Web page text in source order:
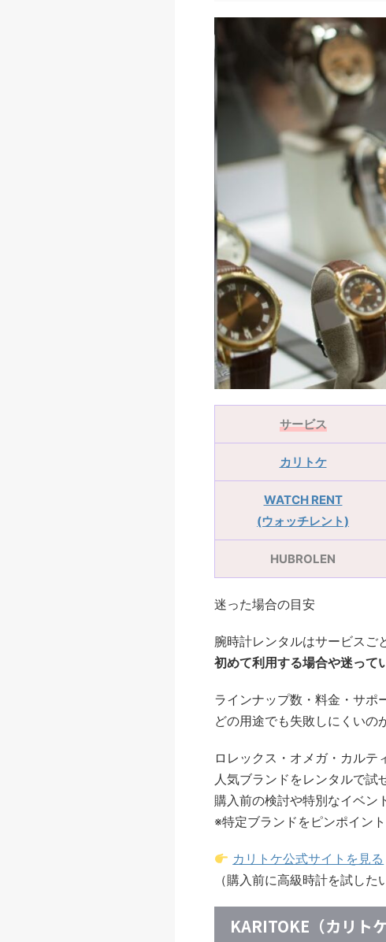
サービス
カリトケ
WATCH RENT
(ウォッチレント)
HUBROLEN
迷った場合の目安
腕時計レンタルはサービスご
初めて利用する場合や迷って
ラインナップ数・料金・サポ
どの用途でも失敗しにくいの
ロレックス・オメガ・カルテ
人気ブランドをレンタルで試
購入前の検討や特別なイベン
※特定ブランドをピンポイン
カリトケ公式サイトを見る
（購入前に高級時計を試した
KARITOKE（カリトケ